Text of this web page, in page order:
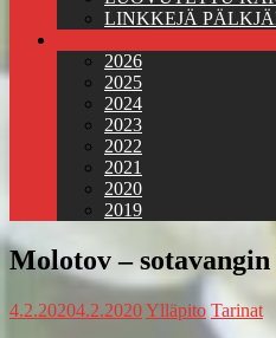
LINKKEJÄ
2026
2025
2024
2023
2022
2021
2020
2019
Molotov –
4.2.20204.2.2020Ylläpito Tarinat